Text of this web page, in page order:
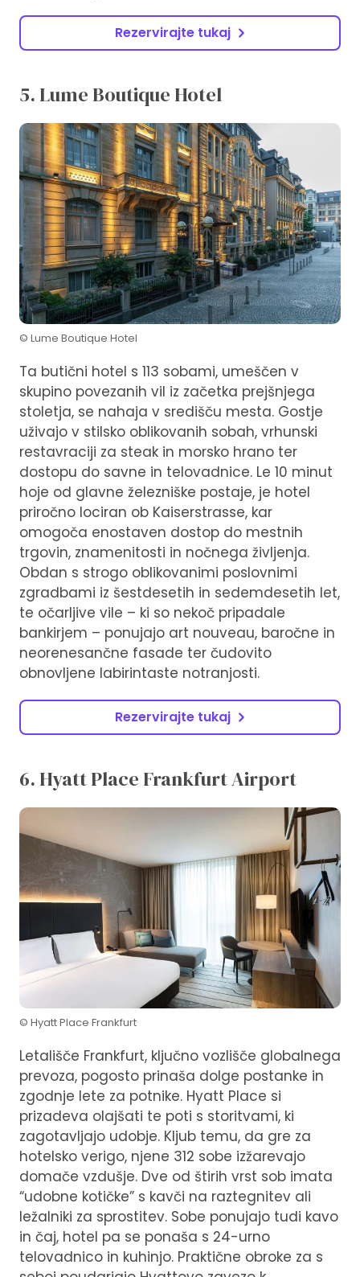
Rezervirajte tukaj
5. Lume Boutique Hotel
© Lume Boutique Hotel
Ta butični hotel s 113 sobami, umeščen v
skupino povezanih vil iz začetka prejšnjega
stoletja, se nahaja v središču mesta. Gostje
uživajo v stilsko oblikovanih sobah, vrhunski
restavraciji za steak in morsko hrano ter
dostopu do savne in telovadnice. Le 10 minut
hoje od glavne železniške postaje, je hotel
priročno lociran ob Kaiserstrasse, kar
omogoča enostaven dostop do mestnih
trgovin, znamenitosti in nočnega življenja.
Obdan s strogo oblikovanimi poslovnimi
zgradbami iz šestdesetih in sedemdesetih let,
te očarljive vile – ki so nekoč pripadale
bankirjem – ponujajo art nouveau, baročne in
neorenesančne fasade ter čudovito
obnovljene labirintaste notranjosti.
Rezervirajte tukaj
6. Hyatt Place Frankfurt Airport
© Hyatt Place Frankfurt
Letališče Frankfurt, ključno vozlišče globalnega
prevoza, pogosto prinaša dolge postanke in
zgodnje lete za potnike. Hyatt Place si
prizadeva olajšati te poti s storitvami, ki
zagotavljajo udobje. Kljub temu, da gre za
hotelsko verigo, njene 312 sobe izžarevajo
domače vzdušje. Dve od štirih vrst sob imata
“udobne kotičke” s kavči na raztegnitev ali
ležalniki za sprostitev. Sobe ponujajo tudi kavo
in čaj, hotel pa se ponaša s 24-urno
telovadnico in kuhinjo. Praktične obroke za s